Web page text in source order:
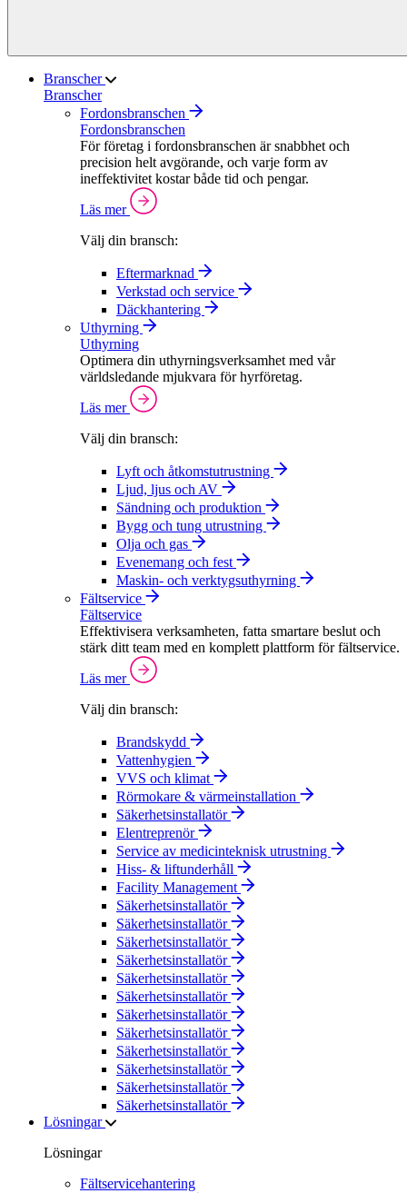
Branscher
Branscher
Fordonsbranschen
Fordonsbranschen
För företag i fordonsbranschen är snabbhet och
precision helt avgörande, och varje form av
ineffektivitet kostar både tid och pengar.
Läs mer
Välj din bransch:
Eftermarknad
Verkstad och service
Däckhantering
Uthyrning
Uthyrning
Optimera din uthyrningsverksamhet med vår
världsledande mjukvara för hyrföretag.
Läs mer
Välj din bransch:
Lyft och åtkomstutrustning
Ljud, ljus och AV
Sändning och produktion
Bygg och tung utrustning
Olja och gas
Evenemang och fest
Maskin- och verktygsuthyrning
Fältservice
Fältservice
Effektivisera verksamheten, fatta smartare beslut och
stärk ditt team med en komplett plattform för fältservice.
Läs mer
Välj din bransch:
Brandskydd
Vattenhygien
VVS och klimat
Rörmokare & värmeinstallation
Säkerhetsinstallatör
Elentreprenör
Service av medicinteknisk utrustning
Hiss- & liftunderhåll
Facility Management
Säkerhetsinstallatör
Säkerhetsinstallatör
Säkerhetsinstallatör
Säkerhetsinstallatör
Säkerhetsinstallatör
Säkerhetsinstallatör
Säkerhetsinstallatör
Säkerhetsinstallatör
Säkerhetsinstallatör
Säkerhetsinstallatör
Säkerhetsinstallatör
Säkerhetsinstallatör
Lösningar
Lösningar
Fältservicehantering